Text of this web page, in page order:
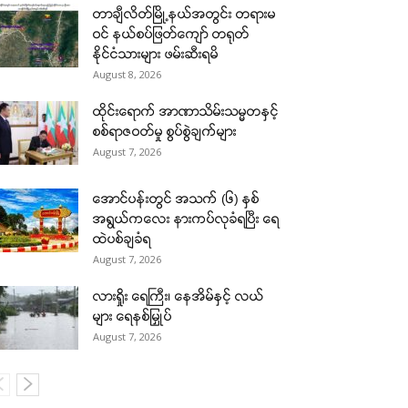
တာချီလိတ်မြို့နယ်အတွင်း တရားမ
ဝင် နယ်စပ်ဖြတ်ကျော် တရုတ်
နိုင်ငံသားများ ဖမ်းဆီးရမိ
August 8, 2026
ထိုင်းရောက် အာဏာသိမ်းသမ္မတနှင့်
စစ်ရာဇဝတ်မှု စွပ်စွဲချက်များ
August 7, 2026
အောင်ပန်းတွင် အသက် (၆) နှစ်
အရွယ်ကလေး နားကပ်လုခံရပြီး ရေ
ထဲပစ်ချခံရ
August 7, 2026
လားရှိုး ရေကြီး၊ နေအိမ်နှင့် လယ်
များ ရေနစ်မြှုပ်
August 7, 2026